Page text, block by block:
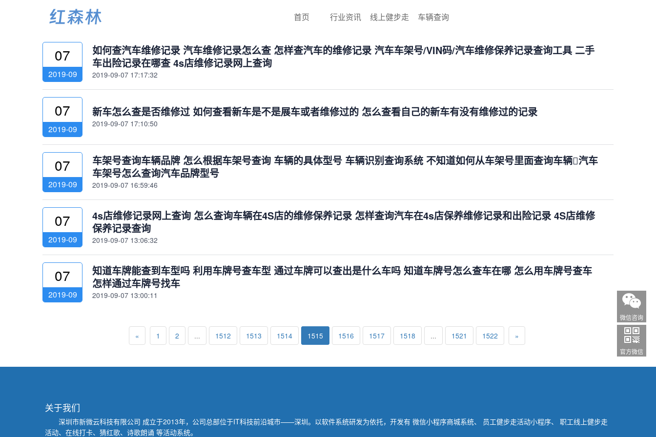
首页 行业资讯 线上健步走 车辆查询
07
2019-09
如何查汽车维修记录 汽车维修记录怎么查 怎样查汽车的维修记录 汽车车架号/VIN码/汽车维修保养记录查询工具 二手
车出险记录在哪查 4s店维修记录网上查询
2019-09-07 17:17:32
07
2019-09
新车怎么查是否维修过 如何查看新车是不是展车或者维修过的 怎么查看自己的新车有没有维修过的记录
2019-09-07 17:10:50
07
2019-09
车架号查询车辆品牌 怎么根据车架号查询 车辆的具体型号 车辆识别查询系统 不知道如何从车架号里面查询车辆汽车
车架号怎么查询汽车品牌型号
2019-09-07 16:59:46
07
2019-09
4s店维修记录网上查询 怎么查询车辆在4S店的维修保养记录 怎样查询汽车在4s店保养维修记录和出险记录 4S店维修
保养记录查询
2019-09-07 13:06:32
07
2019-09
知道车牌能查到车型吗 利用车牌号查车型 通过车牌可以查出是什么车吗 知道车牌号怎么查车在哪 怎么用车牌号查车
怎样通过车牌号找车
2019-09-07 13:00:11
« 1 2 ... 1512 1513 1514 1515 1516 1517 1518 ... 1521 1522 »
微信咨询
官方微信
关于我们
深圳市新微云科技有限公司 成立于2013年，公司总部位于IT科技前沿城市——深圳。以软件系统研发为依托，开发有 微信小程序商城系统、 员工健步走活动小程序、 职工线上健步走
活动、在线打卡、猜红歌、诗歌朗诵 等活动系统。